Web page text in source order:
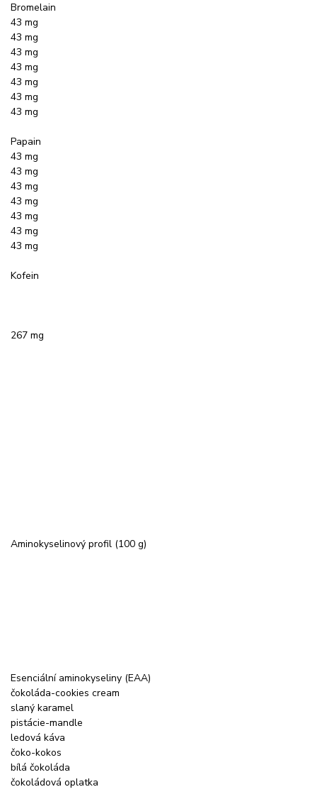
Bromelain
43 mg
43 mg
43 mg
43 mg
43 mg
43 mg
43 mg
Papain
43 mg
43 mg
43 mg
43 mg
43 mg
43 mg
43 mg
Kofein
267 mg
Aminokyselinový profil (100 g)
Esenciální aminokyseliny (EAA)
čokoláda-cookies cream
slaný karamel
pistácie-mandle
ledová káva
čoko-kokos
bílá čokoláda
čokoládová oplatka